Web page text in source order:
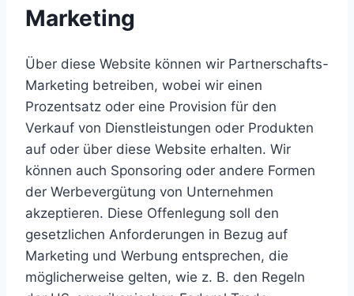
Marketing
Über diese Website können wir Partnerschafts-
Marketing betreiben, wobei wir einen
Prozentsatz oder eine Provision für den
Verkauf von Dienstleistungen oder Produkten
auf oder über diese Website erhalten. Wir
können auch Sponsoring oder andere Formen
der Werbevergütung von Unternehmen
akzeptieren. Diese Offenlegung soll den
gesetzlichen Anforderungen in Bezug auf
Marketing und Werbung entsprechen, die
möglicherweise gelten, wie z. B. den Regeln